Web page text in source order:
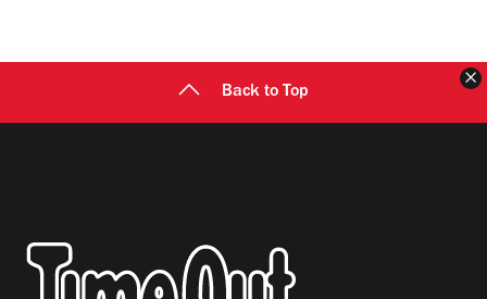
Back to Top